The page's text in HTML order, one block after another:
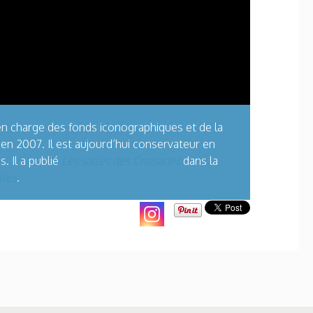
charge des fonds iconographiques et de la
2007. Il est aujourd’hui conservateur en
Il a publié
dans la
.